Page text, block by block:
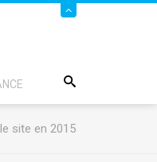
site en 2015